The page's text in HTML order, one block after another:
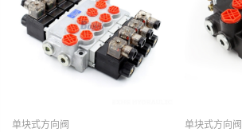
单块式方向阀 单块式方向阀